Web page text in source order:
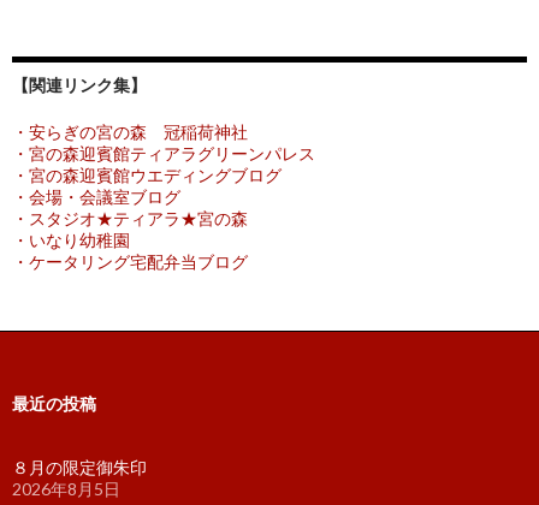
【関連リンク集】
・安らぎの宮の森 冠稲荷神社
・宮の森迎賓館ティアラグリーンパレス
・宮の森迎賓館ウエディングブログ
・会場・会議室ブログ
・スタジオ★ティアラ★宮の森
・いなり幼稚園
・ケータリング宅配弁当ブログ
最近の投稿
８月の限定御朱印
2026年8月5日